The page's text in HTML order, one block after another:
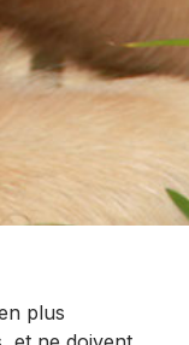
plus